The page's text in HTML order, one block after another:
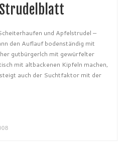
und Apfelstrudel –
den Auflauf bodenständig mit
gutbürgerlch mit gewürfelter
mit altbackenen Kipfeln machen,
auch der Suchtfaktor mit der